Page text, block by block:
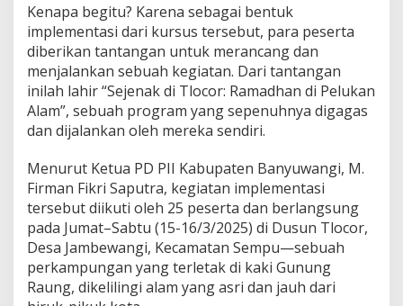
I
B
n
y
u
w
a
n
i
T
a
k
S
e
k
e
Kenapa begitu? Karena sebagai bentuk
implementasi dari kursus tersebut, para peserta
diberikan tantangan untuk merancang dan
menjalankan sebuah kegiatan. Dari tantangan
inilah lahir “Sejenak di Tlocor: Ramadhan di Pelukan
Alam”, sebuah program yang sepenuhnya digagas
dan dijalankan oleh mereka sendiri.
Menurut Ketua PD PII Kabupaten Banyuwangi, M.
Firman Fikri Saputra, kegiatan implementasi
tersebut diikuti oleh 25 peserta dan berlangsung
pada Jumat–Sabtu (15-16/3/2025) di Dusun Tlocor,
Desa Jambewangi, Kecamatan Sempu—sebuah
perkampungan yang terletak di kaki Gunung
Raung, dikelilingi alam yang asri dan jauh dari